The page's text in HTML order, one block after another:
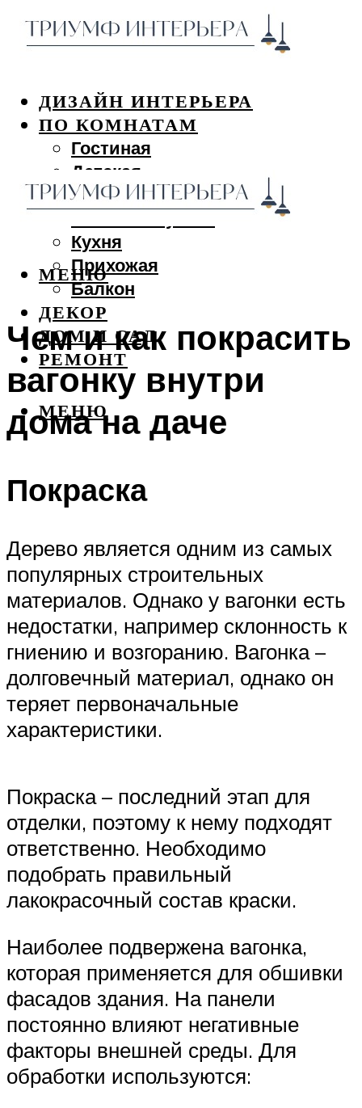
ДИЗАЙН ИНТЕРЬЕРА
ПО КОМНАТАМ
Гостиная
Детская
Спальня
Кухня
Прихожая
Балкон
ДЕКОР
ДОМ И САД
РЕМОНТ
МЕНЮ
МЕНЮ
Чем и как покрасить
вагонку внутри
дома на даче
Покраска
Дерево является одним из самых
популярных строительных
материалов. Однако у вагонки есть
недостатки, например склонность к
гниению и возгоранию. Вагонка –
долговечный материал, однако он
теряет первоначальные
характеристики.
Покраска – последний этап для
отделки, поэтому к нему подходят
ответственно. Необходимо
подобрать правильный
лакокрасочный состав краски.
Наиболее подвержена вагонка,
которая применяется для обшивки
фасадов здания. На панели
постоянно влияют негативные
факторы внешней среды. Для
обработки используются: